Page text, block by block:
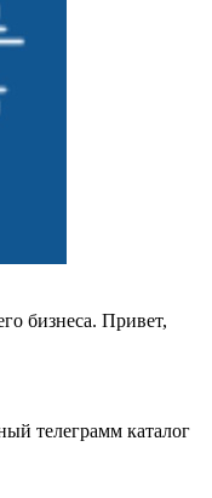
бизнеса. Привет,
телеграмм каталог